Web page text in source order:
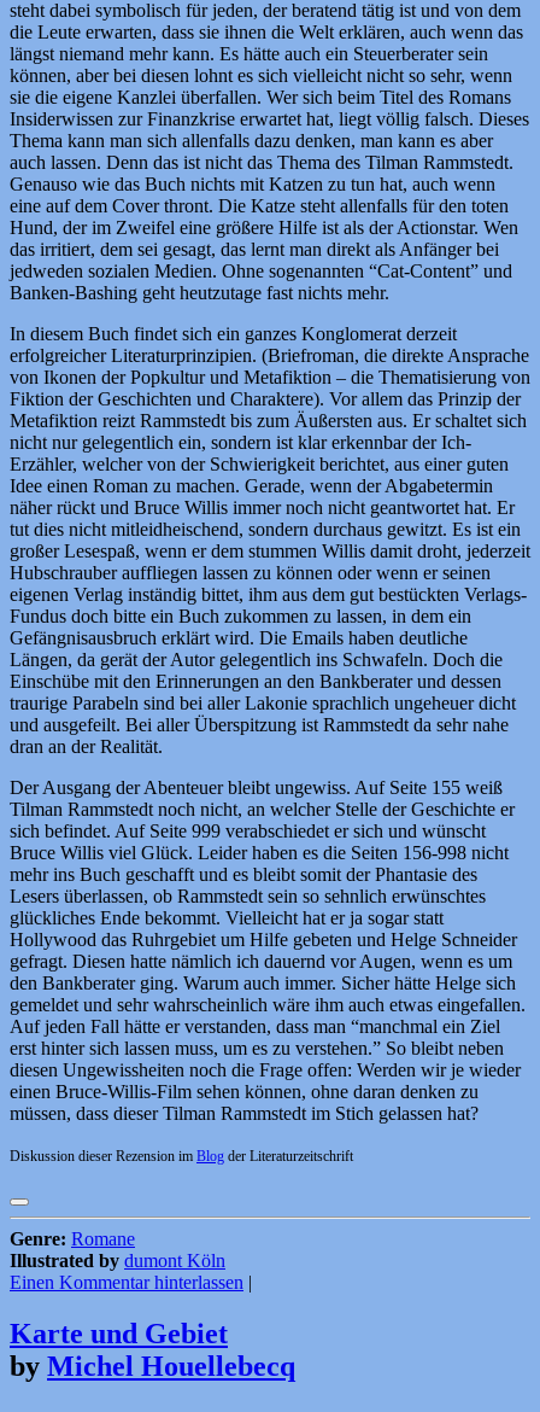
steht dabei symbolisch für jeden, der beratend tätig ist und von dem
die Leute erwarten, dass sie ihnen die Welt erklären, auch wenn das
längst niemand mehr kann. Es hätte auch ein Steuerberater sein
können, aber bei diesen lohnt es sich vielleicht nicht so sehr, wenn
sie die eigene Kanzlei überfallen. Wer sich beim Titel des Romans
Insiderwissen zur Finanzkrise erwartet hat, liegt völlig falsch. Dieses
Thema kann man sich allenfalls dazu denken, man kann es aber
auch lassen. Denn das ist nicht das Thema des Tilman Rammstedt.
Genauso wie das Buch nichts mit Katzen zu tun hat, auch wenn
eine auf dem Cover thront. Die Katze steht allenfalls für den toten
Hund, der im Zweifel eine größere Hilfe ist als der Actionstar. Wen
das irritiert, dem sei gesagt, das lernt man direkt als Anfänger bei
jedweden sozialen Medien. Ohne sogenannten “Cat-Content” und
Banken-Bashing geht heutzutage fast nichts mehr.
In diesem Buch findet sich ein ganzes Konglomerat derzeit
erfolgreicher Literaturprinzipien. (Briefroman, die direkte Ansprache
von Ikonen der Popkultur und Metafiktion – die Thematisierung von
Fiktion der Geschichten und Charaktere). Vor allem das Prinzip der
Metafiktion reizt Rammstedt bis zum Äußersten aus. Er schaltet sich
nicht nur gelegentlich ein, sondern ist klar erkennbar der Ich-
Erzähler, welcher von der Schwierigkeit berichtet, aus einer guten
Idee einen Roman zu machen. Gerade, wenn der Abgabetermin
näher rückt und Bruce Willis immer noch nicht geantwortet hat. Er
tut dies nicht mitleidheischend, sondern durchaus gewitzt. Es ist ein
großer Lesespaß, wenn er dem stummen Willis damit droht, jederzeit
Hubschrauber auffliegen lassen zu können oder wenn er seinen
eigenen Verlag inständig bittet, ihm aus dem gut bestückten Verlags-
Fundus doch bitte ein Buch zukommen zu lassen, in dem ein
Gefängnisausbruch erklärt wird. Die Emails haben deutliche
Längen, da gerät der Autor gelegentlich ins Schwafeln. Doch die
Einschübe mit den Erinnerungen an den Bankberater und dessen
traurige Parabeln sind bei aller Lakonie sprachlich ungeheuer dicht
und ausgefeilt. Bei aller Überspitzung ist Rammstedt da sehr nahe
dran an der Realität.
Der Ausgang der Abenteuer bleibt ungewiss. Auf Seite 155 weiß
Tilman Rammstedt noch nicht, an welcher Stelle der Geschichte er
sich befindet. Auf Seite 999 verabschiedet er sich und wünscht
Bruce Willis viel Glück. Leider haben es die Seiten 156-998 nicht
mehr ins Buch geschafft und es bleibt somit der Phantasie des
Lesers überlassen, ob Rammstedt sein so sehnlich erwünschtes
glückliches Ende bekommt. Vielleicht hat er ja sogar statt
Hollywood das Ruhrgebiet um Hilfe gebeten und Helge Schneider
gefragt. Diesen hatte nämlich ich dauernd vor Augen, wenn es um
den Bankberater ging. Warum auch immer. Sicher hätte Helge sich
gemeldet und sehr wahrscheinlich wäre ihm auch etwas eingefallen.
Auf jeden Fall hätte er verstanden, dass man “manchmal ein Ziel
erst hinter sich lassen muss, um es zu verstehen.” So bleibt neben
diesen Ungewissheiten noch die Frage offen: Werden wir je wieder
einen Bruce-Willis-Film sehen können, ohne daran denken zu
müssen, dass dieser Tilman Rammstedt im Stich gelassen hat?
Diskussion dieser Rezension im Blog der Literaturzeitschrift
Genre: Romane
Illustrated by dumont Köln
Einen Kommentar hinterlassen |
Karte und Gebiet
by Michel Houellebecq